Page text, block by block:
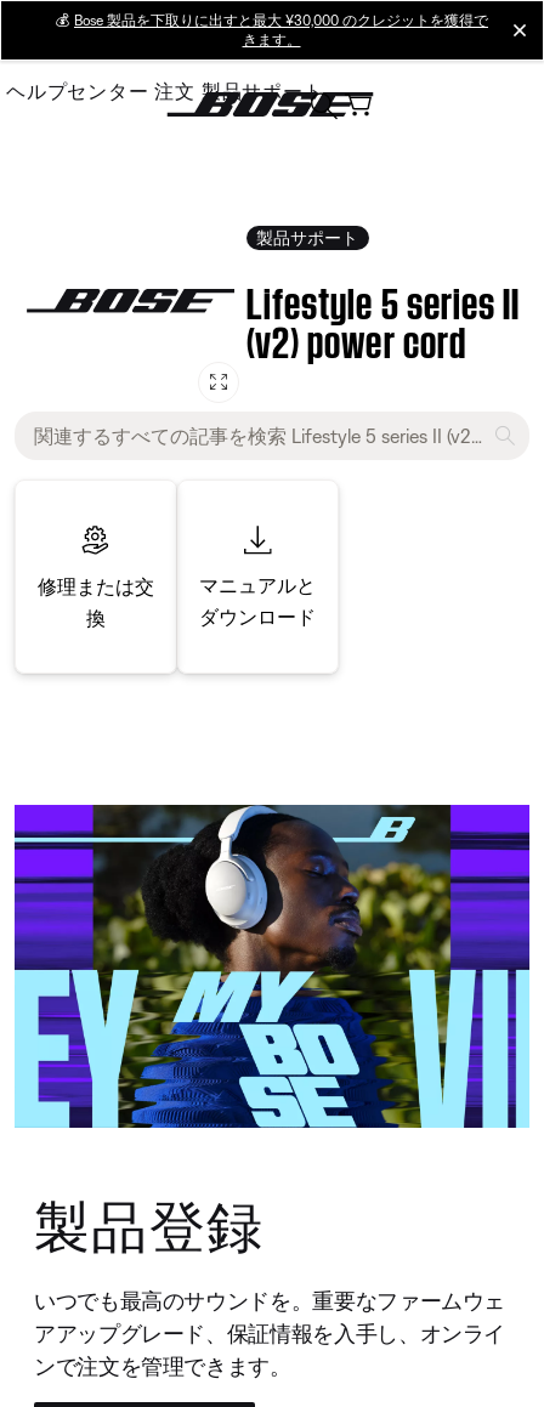
Main
💰 Bose 製品を下取りに出すと最大 ¥30,000 のクレジットを獲得で
きます。
ヘルプセンター 注文 製品サポート
製品サポート
Lifestyle 5 series II
(v2) power cord
修理または交
換
マニュアルと
ダウンロード
製品登録
いつでも最高のサウンドを。重要なファームウェ
アアップグレード、保証情報を入手し、オンライ
ンで注文を管理できます。